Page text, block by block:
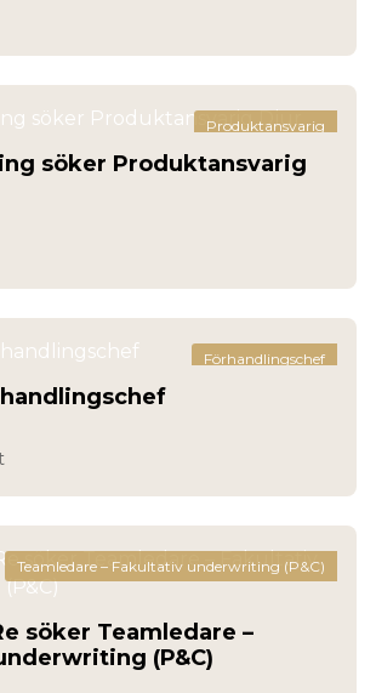
Produktansvarig
söker Produktansvarig
Förhandlingschef
Teamledare – Fakultativ underwriting (P&C)
söker Teamledare –
(P&C)